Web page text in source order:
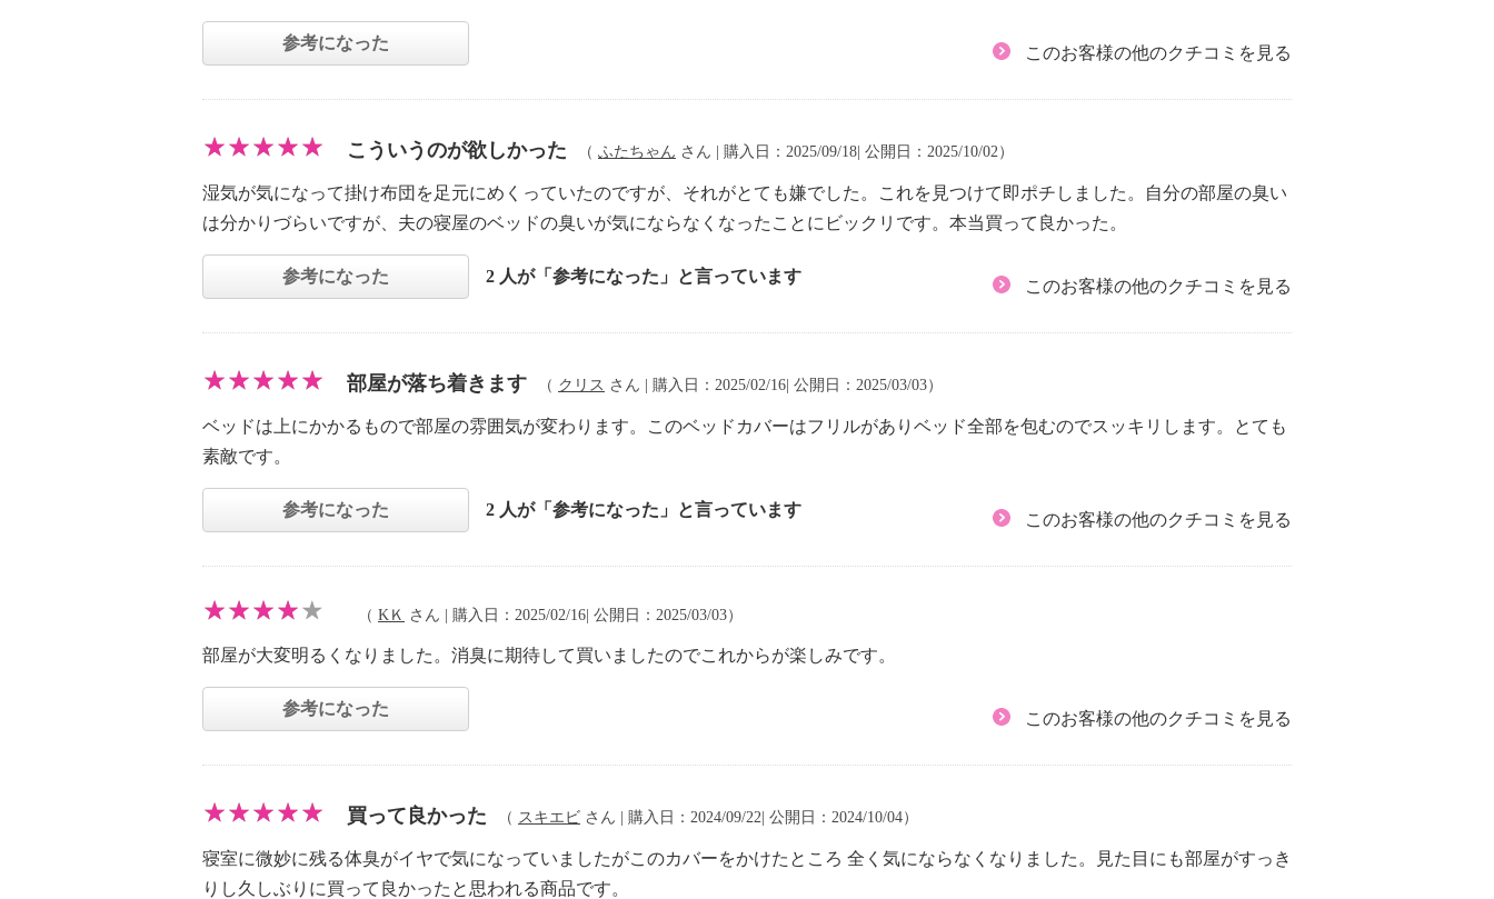
参考になった
このお客様の他のクチコミを見る
こういうのが欲しかった （ ふたちゃん さん | 購入日：2025/09/18| 公開日：2025/10/02）
湿気が気になって掛け布団を足元にめくっていたのですが、それがとても嫌でした。これを見つけて即ポチしました。自分の部屋の臭い
は分かりづらいですが、夫の寝屋のベッドの臭いが気にならなくなったことにビックリです。本当買って良かった。
参考になった 2 人が「参考になった」と言っています
このお客様の他のクチコミを見る
部屋が落ち着きます （ クリス さん | 購入日：2025/02/16| 公開日：2025/03/03）
ベッドは上にかかるもので部屋の雰囲気が変わります。このベッドカバーはフリルがありベッド全部を包むのでスッキリします。とても
素敵です。
参考になった 2 人が「参考になった」と言っています
このお客様の他のクチコミを見る
（ KＫ さん | 購入日：2025/02/16| 公開日：2025/03/03）
部屋が大変明るくなりました。消臭に期待して買いましたのでこれからが楽しみです。
参考になった
このお客様の他のクチコミを見る
買って良かった （ スキエビ さん | 購入日：2024/09/22| 公開日：2024/10/04）
寝室に微妙に残る体臭がイヤで気になっていましたがこのカバーをかけたところ 全く気にならなくなりました。見た目にも部屋がすっき
りし久しぶりに買って良かったと思われる商品です。